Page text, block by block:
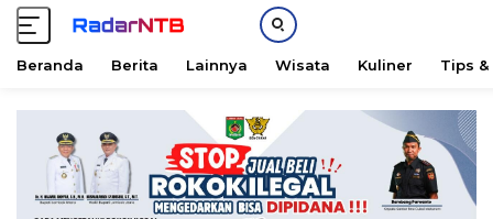
Beranda Berita Lainnya Wisata Kuliner Tips &